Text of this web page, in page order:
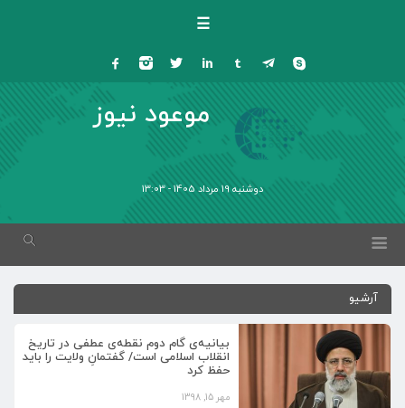
☰
موعود نیوز
دوشنبه 19 مرداد 1405 - 13:03
آرشیو
بیانیه‌ی گام دوم نقطه‌ی عطفی در تاریخ
انقلاب اسلامی است/ گفتمانِ ولایت را باید
حفظ کرد
مهر 15, 1398